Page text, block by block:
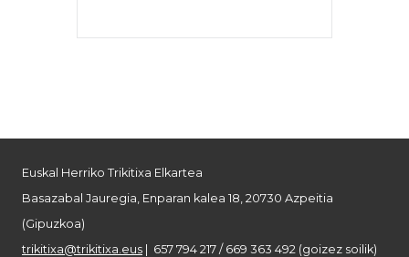
Euskal Herriko Trikitixa Elkartea
Basazabal Jauregia, Enparan kalea 18, 20730 Azpeitia
(Gipuzkoa)
trikitixa@trikitixa.eus | 657 794 217 / 669 363 492 (goizez soilik)